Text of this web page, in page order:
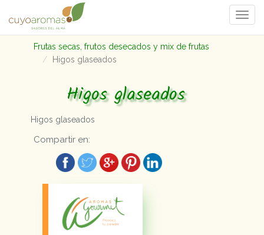
Frutas secas, frutos desecados y mix de frutas
Higos glaseados
Higos glaseados
Higos glaseados
Compartir en: